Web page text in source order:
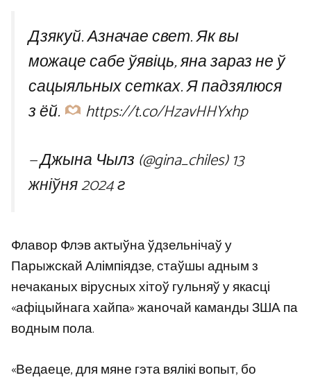
Дзякуй. Азначае свет. Як вы
можаце сабе ўявіць, яна зараз не ў
сацыяльных сетках. Я падзялюся
з ёй.
https://t.co/HzavHHYxhp
— Джына Чылз (@gina_chiles)13
жніўня 2024 г
Флавор Флэв актыўна ўдзельнічаў у
Парыжскай Алімпіядзе, стаўшы адным з
нечаканых вірусных хітоў гульняў у якасці
«афіцыйнага хайпа» жаночай каманды ЗША па
водным пола.
«Ведаеце, для мяне гэта вялікі вопыт, бо